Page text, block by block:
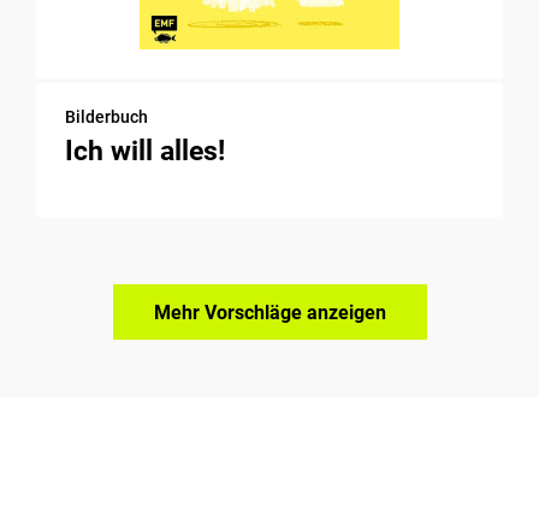
Bilderbuch
Ich will alles!
Mehr Vorschläge anzeigen